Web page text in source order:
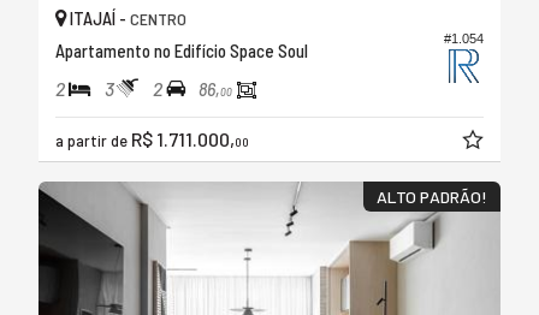
#1.054
ITAJAÍ - CENTRO
Apartamento no Edifício Space Soul
2 3 2 86,00
a partir de R$ 1.711.000,00
ALTO PADRÃO!